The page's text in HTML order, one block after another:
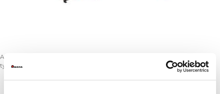
ASR 3015 PR, rozwiązaniem automatyzacji dla maszyn kombinowanych
typu wykrawarka/laser